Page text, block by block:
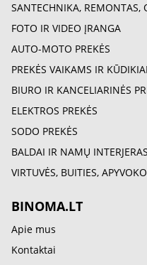
SANTECHNIKA, REMONTAS,
FOTO IR VIDEO ĮRANGA
AUTO-MOTO PREKĖS
PREKĖS VAIKAMS IR
BIURO IR KANCELIARINĖS
ELEKTROS PREKĖS
SODO PREKĖS
BALDAI IR NAMŲ INTERJERAS
VIRTUVĖS, BUITIES,
BINOMA.LT
Apie mus
Kontaktai